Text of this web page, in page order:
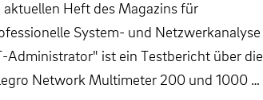
aktuellen Heft des Magazins für
System- und Netzwerkanalyse
Administrator" ist ein Testbericht über die
Network Multimeter 200 und 1000 …